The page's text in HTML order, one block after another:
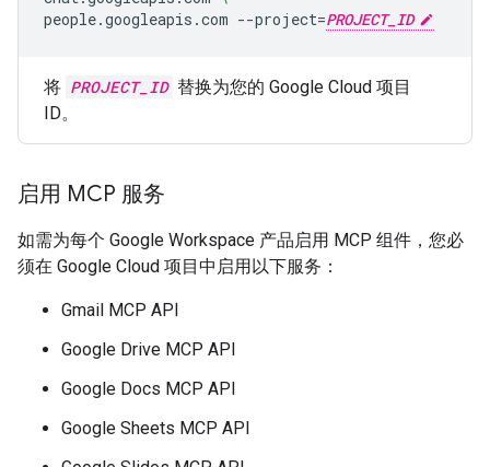
people.googleapis.com --project=PROJECT_ID
将 PROJECT_ID 替换为您的 Google Cloud 项目
ID。
启用 MCP 服务
如需为每个 Google Workspace 产品启用 MCP 组件，您必
须在 Google Cloud 项目中启用以下服务：
Gmail MCP API
Google Drive MCP API
Google Docs MCP API
Google Sheets MCP API